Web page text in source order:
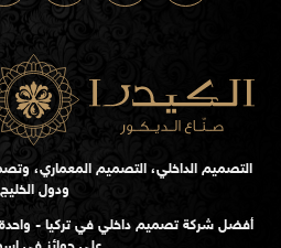
التصميم الداخلي، التصميم المعماري،
ودول الخليج
أفضل شركة تصميم داخلي في تركيا -